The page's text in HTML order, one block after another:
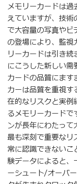
メモリーカードは
えていますが、技
で大容量の写真やビ
の登場により、監視
リーカードは引き
にこうした新しい
カードの品質にま
カーは品質を重視
在的なリスクと実例
るメモリーカード
ンが長年にわたって
最も深刻で重要なリ
常に認識できないこ
験データによると
ーシュート/オーバ